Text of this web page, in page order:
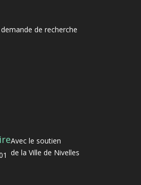
de recherche
Avec le soutien
de la Ville de Nivelles